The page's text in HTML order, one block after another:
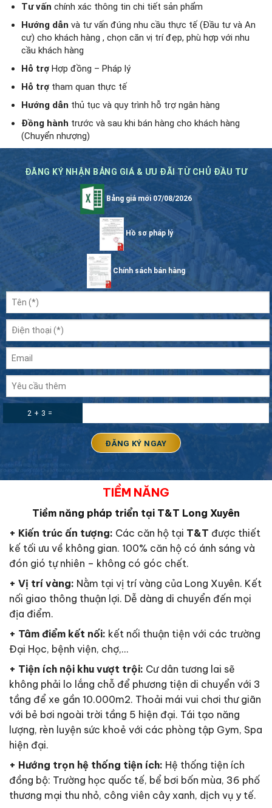
Tư vấn chính xác thông tin chi tiết sản phẩm
Hướng dẫn và tư vấn đúng nhu cầu thực tế (Đầu tư và An
cư) cho khách hàng , chọn căn vị trí đẹp, phù hợp với nhu
cầu khách hàng
Hỗ trợHợp đồng – Pháp lý
Hỗ trợ tham quan thực tế
Hướng dẫn thủ tục và quy trình hỗ trợ ngân hàng
Đồng hành trước và sau khi bán hàng cho khách hàng
(Chuyển nhượng)
ĐĂNG KÝ NHẬN BẢNG GIÁ & ƯU ĐÃI TỪ CHỦ ĐẦU TƯ
Bảng giá mới 07/08/2026
Hồ sơ pháp lý
Chính sách bán hàng
2 + 3 =
TIỀM NĂNG
Tiềm năng pháp triển tại T&T Long Xuyên
+ Kiến trúc ấn tượng: Các căn hộ tại T&T được thiết
kế tối ưu về không gian. 100% căn hộ có ánh sáng và
đón gió tự nhiên – không có góc chết.
+ Vị trí vàng: Nằm tại vị trí vàng của Long Xuyên. Kết
nối giao thông thuận lợi. Dễ dàng di chuyển đến mọi
địa điểm.
+ Tâm điểm kết nối: kết nối thuận tiện với các trường
Đại Học, bệnh viện, chợ,…
+ Tiện ích nội khu vượt trội: Cư dân tương lai sẽ
không phải lo lắng chỗ để phương tiện di chuyển với 3
tầng để xe gần 10.000m2. Thoải mái vui chơi thư giãn
với bẻ bơi ngoài trời tầng 5 hiện đại. Tái tạo năng
lượng, rèn luyện sức khoẻ với các phòng tập Gym, Spa
hiện đại.
+ Hướng trọn hệ thống tiện ích: Hệ thống tiện ích
đồng bộ: Trường học quốc tế, bể bơi bốn mùa, 36 phố
thương mại thu nhỏ, công viên cây xanh, dịch vụ y tế.